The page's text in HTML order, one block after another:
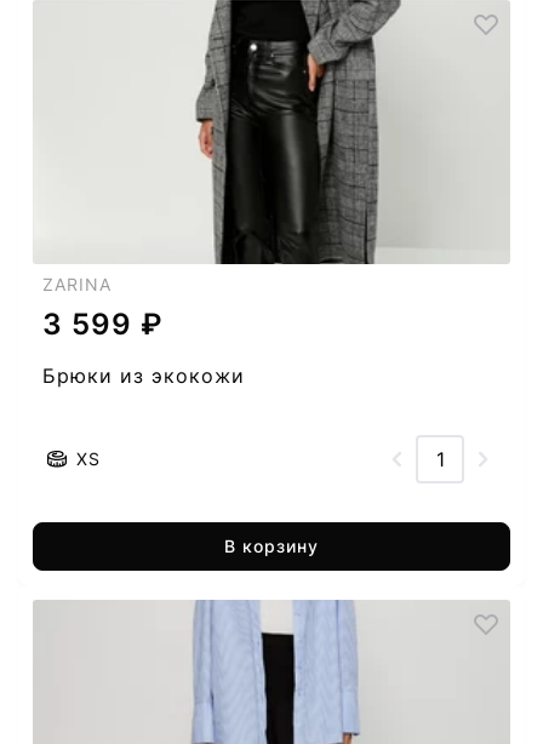
ZARINA
3 599 ₽
Брюки из экокожи
XS
В корзину